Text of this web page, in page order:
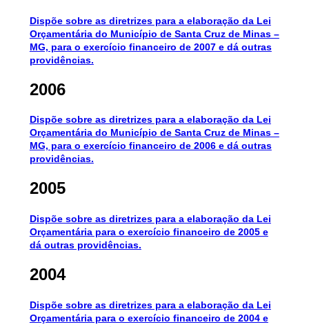
Dispõe sobre as diretrizes para a elaboração da Lei
Orçamentária do Município de Santa Cruz de Minas –
MG, para o exercício financeiro de 2007 e dá outras
providências.
2006
Dispõe sobre as diretrizes para a elaboração da Lei
Orçamentária do Município de Santa Cruz de Minas –
MG, para o exercício financeiro de 2006 e dá outras
providências.
2005
Dispõe sobre as diretrizes para a elaboração da Lei
Orçamentária para o exercício financeiro de 2005 e
dá outras providências.
2004
Dispõe sobre as diretrizes para a elaboração da Lei
Orçamentária para o exercício financeiro de 2004 e